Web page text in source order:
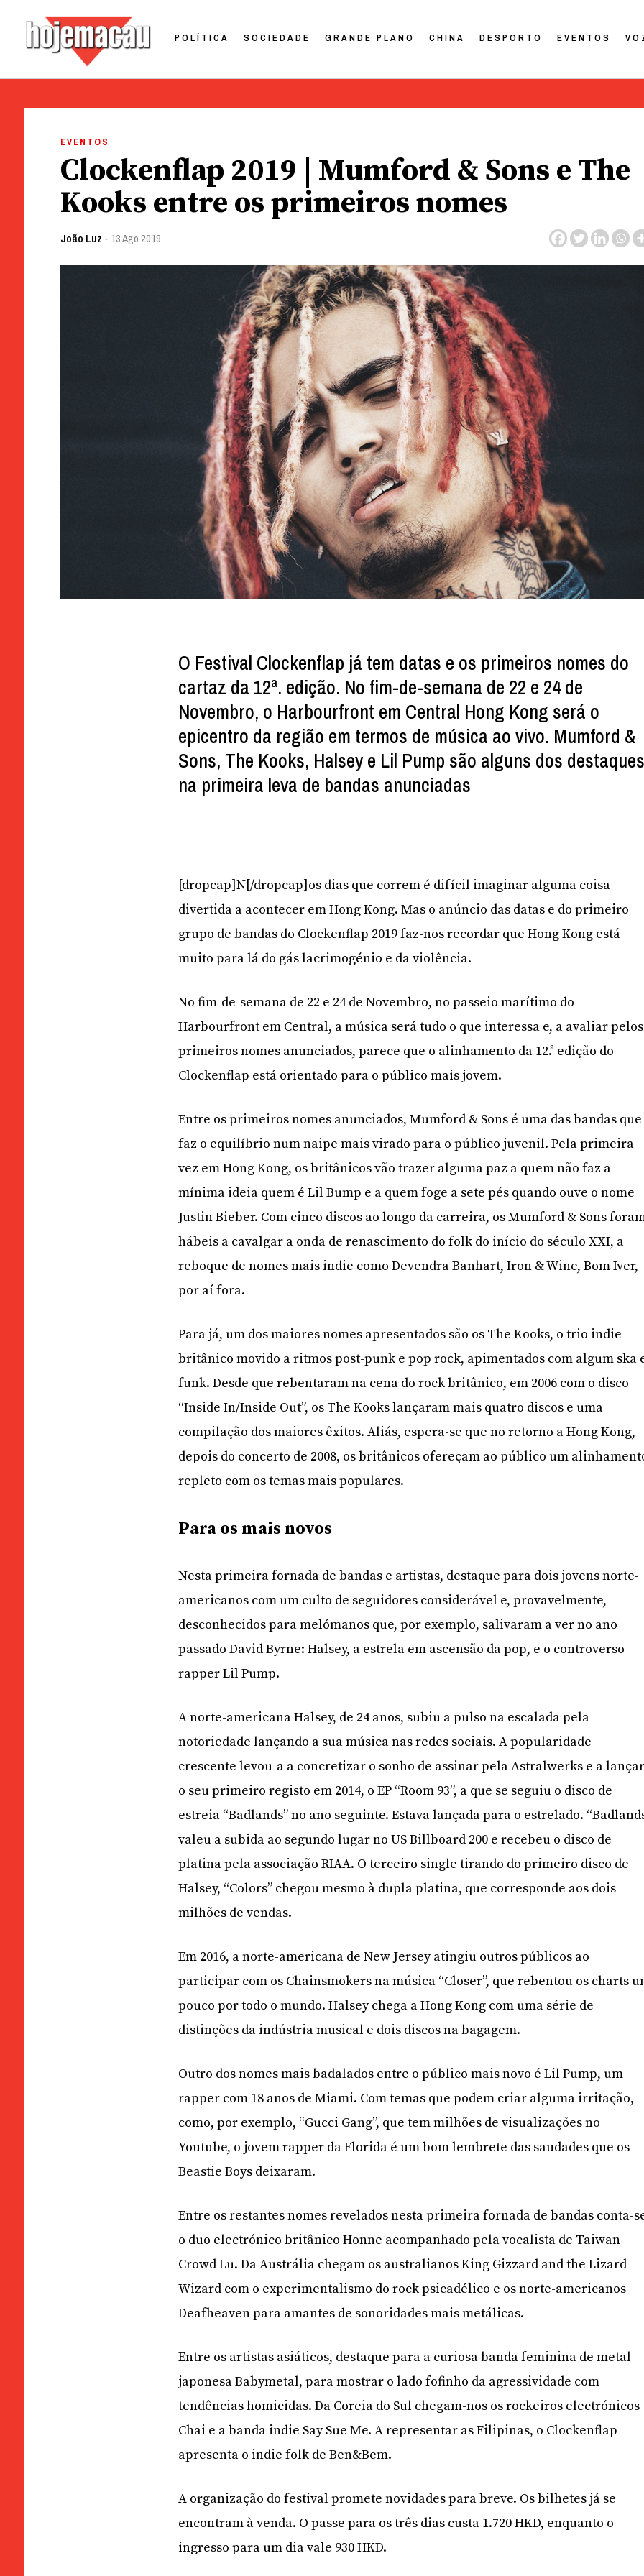
POLÍTICA SOCIEDADE GRANDE PLANO CHINA DESPORTO EVENTOS
EVENTOS
Clockenflap 2019 | Mumford & Sons e The
Kooks entre os primeiros nomes
João Luz - 13 Ago 2019
O Festival Clockenflap já tem datas e os primeiros nomes do
cartaz da 12ª. edição. No fim-de-semana de 22 e 24 de
Novembro, o Harbourfront em Central Hong Kong será o
epicentro da região em termos de música ao vivo. Mumford &
Sons, The Kooks, Halsey e Lil Pump são alguns dos
na primeira leva de bandas anunciadas
[dropcap]N[/dropcap]os dias que correm é difícil imaginar alguma coisa
divertida a acontecer em Hong Kong. Mas o anúncio das datas e do primeiro
grupo de bandas do Clockenflap 2019 faz-nos recordar que Hong Kong está
muito para lá do gás lacrimogénio e da violência.
No fim-de-semana de 22 e 24 de Novembro, no passeio marítimo do
Harbourfront em Central, a música será tudo o que interessa e, a avaliar pelos
primeiros nomes anunciados, parece que o alinhamento da 12.ª edição do
Clockenflap está orientado para o público mais jovem.
Entre os primeiros nomes anunciados, Mumford & Sons é uma das bandas que
faz o equilíbrio num naipe mais virado para o público juvenil. Pela primeira
vez em Hong Kong, os britânicos vão trazer alguma paz a quem não faz a
mínima ideia quem é Lil Bump e a quem foge a sete pés quando ouve o nome
Justin Bieber. Com cinco discos ao longo da carreira, os Mumford & Sons
hábeis a cavalgar a onda de renascimento do folk do início do século XXI, a
reboque de nomes mais indie como Devendra Banhart, Iron & Wine, Bom Iver,
por aí fora.
Para já, um dos maiores nomes apresentados são os The Kooks, o trio indie
britânico movido a ritmos post-punk e pop rock, apimentados com algum ska
funk. Desde que rebentaram na cena do rock britânico, em 2006 com o disco
“Inside In/Inside Out”, os The Kooks lançaram mais quatro discos e uma
compilação dos maiores êxitos. Aliás, espera-se que no retorno a Hong Kong,
depois do concerto de 2008, os britânicos ofereçam ao público um
repleto com os temas mais populares.
Para os mais novos
Nesta primeira fornada de bandas e artistas, destaque para dois jovens norte-
americanos com um culto de seguidores considerável e, provavelmente,
desconhecidos para melómanos que, por exemplo, salivaram a ver no ano
passado David Byrne: Halsey, a estrela em ascensão da pop, e o controverso
rapper Lil Pump.
A norte-americana Halsey, de 24 anos, subiu a pulso na escalada pela
notoriedade lançando a sua música nas redes sociais. A popularidade
crescente levou-a a concretizar o sonho de assinar pela Astralwerks e a
o seu primeiro registo em 2014, o EP “Room 93”, a que se seguiu o disco de
estreia “Badlands” no ano seguinte. Estava lançada para o estrelado.
valeu a subida ao segundo lugar no US Billboard 200 e recebeu o disco de
platina pela associação RIAA. O terceiro single tirando do primeiro disco de
Halsey, “Colors” chegou mesmo à dupla platina, que corresponde aos dois
milhões de vendas.
Em 2016, a norte-americana de New Jersey atingiu outros públicos ao
participar com os Chainsmokers na música “Closer”, que rebentou os charts
pouco por todo o mundo. Halsey chega a Hong Kong com uma série de
distinções da indústria musical e dois discos na bagagem.
Outro dos nomes mais badalados entre o público mais novo é Lil Pump, um
rapper com 18 anos de Miami. Com temas que podem criar alguma irritação,
como, por exemplo, “Gucci Gang”, que tem milhões de visualizações no
Youtube, o jovem rapper da Florida é um bom lembrete das saudades que os
Beastie Boys deixaram.
Entre os restantes nomes revelados nesta primeira fornada de bandas conta-
o duo electrónico britânico Honne acompanhado pela vocalista de Taiwan
Crowd Lu. Da Austrália chegam os australianos King Gizzard and the Lizard
Wizard com o experimentalismo do rock psicadélico e os norte-americanos
Deafheaven para amantes de sonoridades mais metálicas.
Entre os artistas asiáticos, destaque para a curiosa banda feminina de metal
japonesa Babymetal, para mostrar o lado fofinho da agressividade com
tendências homicidas. Da Coreia do Sul chegam-nos os rockeiros electrónicos
Chai e a banda indie Say Sue Me. A representar as Filipinas, o Clockenflap
apresenta o indie folk de Ben&Bem.
A organização do festival promete novidades para breve. Os bilhetes já se
encontram à venda. O passe para os três dias custa 1.720 HKD, enquanto o
ingresso para um dia vale 930 HKD.